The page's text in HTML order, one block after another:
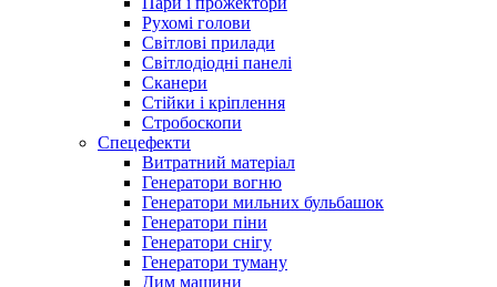
Рухомі голови
Світлові прилади
Світлодіодні панелі
Сканери
Стійки і кріплення
Стробоскопи
Спецефекти
Витратний матеріал
Генератори вогню
Генератори мильних бульбашок
Генератори піни
Генератори снігу
Генератори туману
Дим машини